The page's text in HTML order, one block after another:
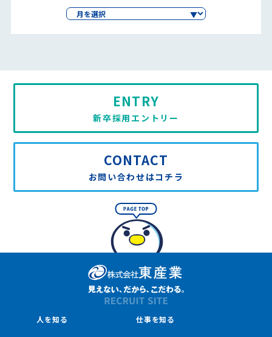
CONTACT
お問い合わせはコチラ
ENTRY
新卒採用エントリー
人を知る 仕事を知る